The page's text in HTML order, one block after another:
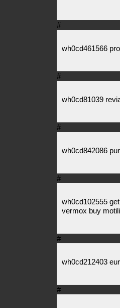
#
wh0cd461566
#
wh0cd81039
#
wh0cd842086
#
wh0cd102555
vermox buy
#
wh0cd212403
#